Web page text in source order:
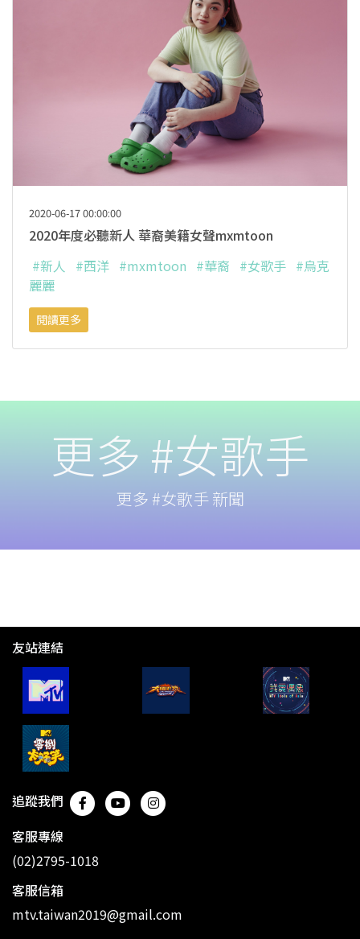
2020-06-17 00:00:00
2020年度必聽新人 華裔美籍女聲mxmtoon
#新人
#西洋 #mxmtoon #華裔 #女歌手 #烏克
麗麗
閱讀更多
更多 #女歌手
更多 #女歌手 新聞
友站連結
追蹤我們
客服專線
(02)2795-1018
客服信箱
mtv.taiwan2019@gmail.com